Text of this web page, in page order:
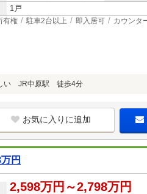
1戸
有権 駐車2台以上 即入居可 カウンタ
い JR中原駅 徒歩4分
お気に入りに追加
円
2,598万円～2,798万円